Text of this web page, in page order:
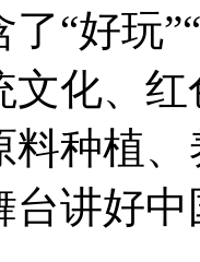
了“好玩
文化、
料种植
台讲好